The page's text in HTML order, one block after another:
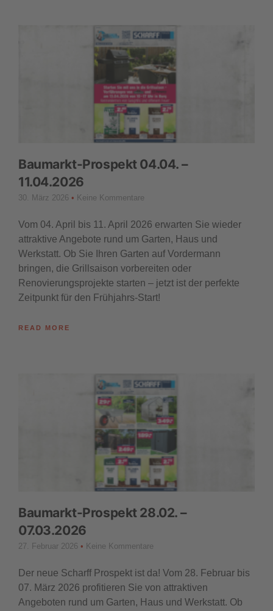
Baumarkt-Prospekt 04.04. –
11.04.2026
30. März 2026 Keine Kommentare
Vom 04. April bis 11. April 2026 erwarten Sie wieder
attraktive Angebote rund um Garten, Haus und
Werkstatt. Ob Sie Ihren Garten auf Vordermann
bringen, die Grillsaison vorbereiten oder
Renovierungsprojekte starten – jetzt ist der perfekte
Zeitpunkt für den Frühjahrs-Start!
READ MORE
Baumarkt-Prospekt 28.02. –
07.03.2026
27. Februar 2026 Keine Kommentare
Der neue Scharff Prospekt ist da! Vom 28. Februar bis
07. März 2026 profitieren Sie von attraktiven
Angeboten rund um Garten, Haus und Werkstatt. Ob